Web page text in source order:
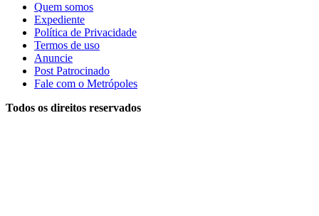
Quem somos
Expediente
Política de Privacidade
Termos de uso
Anuncie
Post Patrocinado
Fale com o Metrópoles
Todos os direitos reservados